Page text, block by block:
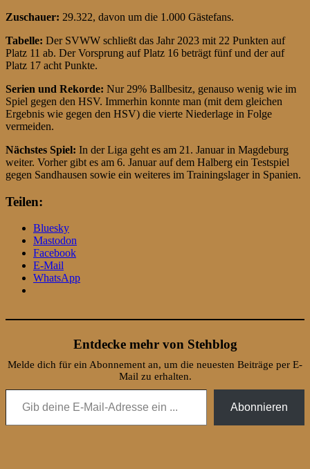
Zuschauer: 29.322, davon um die 1.000 Gästefans.
Tabelle: Der SVWW schließt das Jahr 2023 mit 22 Punkten auf
Platz 11 ab. Der Vorsprung auf Platz 16 beträgt fünf und der auf
Platz 17 acht Punkte.
Serien und Rekorde: Nur 29% Ballbesitz, genauso wenig wie im
Spiel gegen den HSV. Immerhin konnte man (mit dem gleichen
Ergebnis wie gegen den HSV) die vierte Niederlage in Folge
vermeiden.
Nächstes Spiel: In der Liga geht es am 21. Januar in Magdeburg
weiter. Vorher gibt es am 6. Januar auf dem Halberg ein Testspiel
gegen Sandhausen sowie ein weiteres im Trainingslager in Spanien.
Teilen:
Bluesky
Mastodon
Facebook
E-Mail
WhatsApp
Entdecke mehr von Stehblog
Melde dich für ein Abonnement an, um die neuesten Beiträge per E-
Mail zu erhalten.
Gib deine E-Mail-Adresse ein ...
Abonnieren